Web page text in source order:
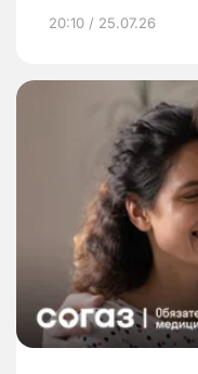
20:10 / 25.07.26